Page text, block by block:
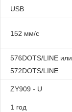
USB
152 мм/с
576DOTS/LINE или
572DOTS/LINE
ZY909 - U
1 год